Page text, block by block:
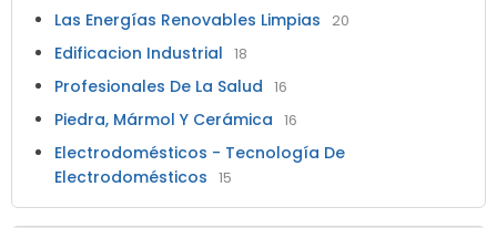
Las Energías Renovables Limpias 20
Edificacion Industrial 18
Profesionales De La Salud 16
Piedra, Mármol Y Cerámica 16
Electrodomésticos - Tecnología De
Electrodomésticos 15